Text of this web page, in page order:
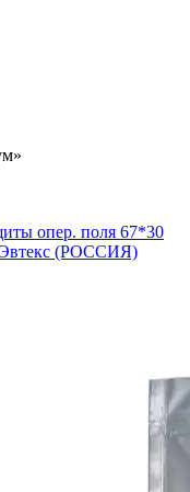
опер. поля 67*30
Эвтекс (РОССИЯ)